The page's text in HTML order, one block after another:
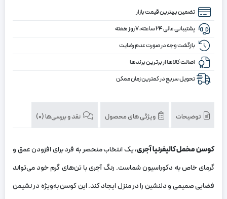
تضمین بهترین قیمت بازار
پشتیبانی عالی ۲۴ ساعته، ۷ روز هفته
بازگشت وجه در صورت عدم رضایت
اصالت کالاها از برترین برندها
تحویل سریع در کمترین زمان ممکن
توضیحات ویژگی های محصول نقد و بررسی‌ها (0)
کوسن مخمل کالیفرنیا آجری، یک انتخاب منحصر به فرد برای افزودن عمق و
گرمای خاص به دکوراسیون شماست. رنگ آجری با تن‌های گرم خود می‌تواند
فضایی صمیمی و دلنشین را در منزل ایجاد کند. این کوسن به‌ویژه در نشیمن